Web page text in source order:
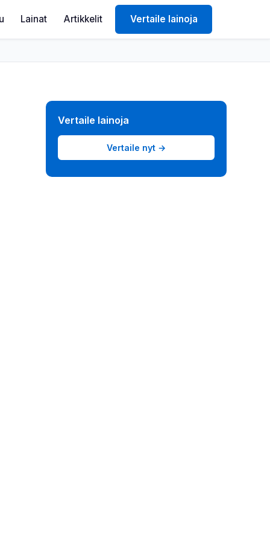
Lainat Artikkelit Vertaile lainoja
Vertaile lainoja
Vertaile nyt →